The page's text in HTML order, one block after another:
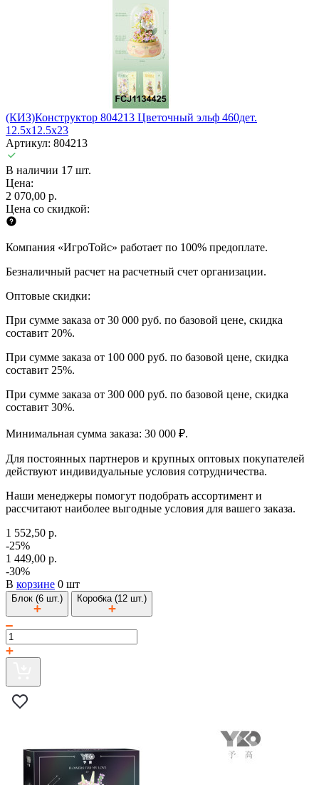
(КИЗ)Конструктор 804213 Цветочный эльф 460дет.
12.5x12.5x23
Артикул: 804213
В наличии 17 шт.
Цена:
2 070,00 р.
Цена со скидкой:
Компания «ИгроТойс» работает по 100% предоплате.
Безналичный расчет на расчетный счет организации.
Оптовые скидки:
При сумме заказа от 30 000 руб. по базовой цене, скидка
составит 20%.
При сумме заказа от 100 000 руб. по базовой цене, скидка
составит 25%.
При сумме заказа от 300 000 руб. по базовой цене, скидка
составит 30%.
Минимальная сумма заказа: 30 000 ₽.
Для постоянных партнеров и крупных оптовых покупателей
действуют индивидуальные условия сотрудничества.
Наши менеджеры помогут подобрать ассортимент и
рассчитают наиболее выгодные условия для вашего заказа.
1 552,50 р.
-25%
1 449,00 р.
-30%
В корзине 0 шт
Блок (6 шт.) Коробка (12 шт.)